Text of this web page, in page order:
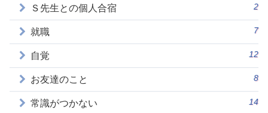
Ｓ先生との個人合宿 2
就職 7
自覚 12
お友達のこと 8
常識がつかない 14